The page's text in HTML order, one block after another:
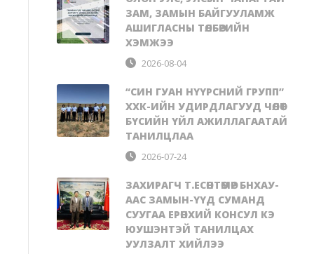
ЗАМ, ЗАМЫН БАЙГУУЛАМЖ
АШИГЛАСНЫ ТӨЛБӨРИЙН
ХЭМЖЭЭ
2026-08-04
“СИН ГУАН НҮҮРСНИЙ ГРУПП”
ХХК-ИЙН УДИРДЛАГУУД ЧӨЛӨӨТ
БҮСИЙН ҮЙЛ АЖИЛЛАГААТАЙ
ТАНИЛЦЛАА
2026-07-24
ЗАХИРАГЧ Т.ЕСӨНТӨМӨР БНХАУ-
ААС ЗАМЫН-ҮҮД СУМАНД
СУУГАА ЕРӨНХИЙ КОНСУЛ КЭ
ЮУШЭНТЭЙ ТАНИЛЦАХ
УУЛЗАЛТ ХИЙЛЭЭ